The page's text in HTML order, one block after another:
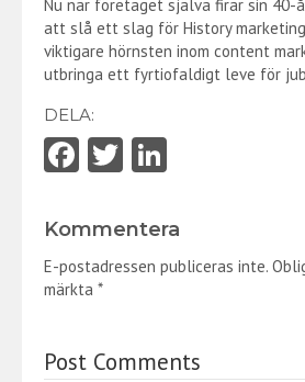
Nu när företaget själva firar sin 40-
att slå ett slag för History
viktigare hörnsten inom content
utbringa ett fyrtiofaldigt leve för
DELA:
Fa
b
o
o
T
itt
er
e
dI
Kommentera
E-postadressen publiceras inte.
märkta *
Post Comments